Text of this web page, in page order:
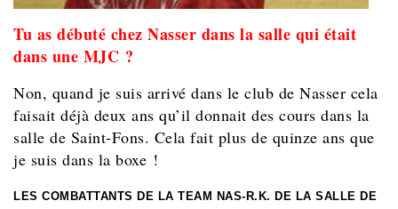
Tu as débuté chez Nasser dans la salle qui était
dans une MJC ?
Non, quand je suis arrivé dans le club de Nasser cela
faisait déjà deux ans qu’il donnait des cours dans la
salle de Saint-Fons. Cela fait plus de quinze ans que
je suis dans la boxe !
LES COMBATTANTS DE LA TEAM NAS-R.K. DE LA SALLE DE